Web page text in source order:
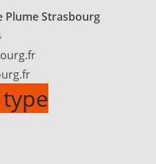
Plume Strasbourg